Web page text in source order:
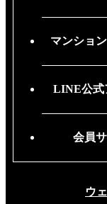
マンショ
LINE公式
会員
ウ